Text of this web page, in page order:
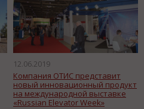
12.06.2019
Компания ОТИС представит
новый инновационный продукт
на международной выставке
«Russian Elevator Week»